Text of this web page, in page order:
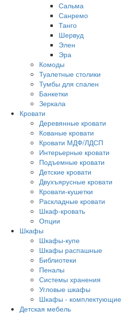
Сальма
Санремо
Танго
Шервуд
Элен
Эра
Комоды
Туалетные столики
Тумбы для спален
Банкетки
Зеркала
Кровати
Деревянные кровати
Кованые кровати
Кровати МДФ/ЛДСП
Интерьерные кровати
Подъемные кровати
Детские кровати
Двухъярусные кровати
Кровати-кушетки
Раскладные кровати
Шкаф-кровать
Опции
Шкафы
Шкафы-купе
Шкафы распашные
Библиотеки
Пеналы
Системы хранения
Угловые шкафы
Шкафы - комплектующие
Детская мебель